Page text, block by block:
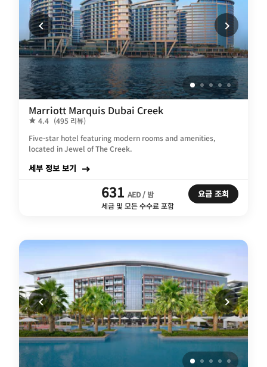
Marriott Marquis Dubai Creek
4.4 (495 리뷰)
Five-star hotel featuring modern rooms and amenities,
located in Jewel of The Creek.
세부 정보 보기
631 AED / 밤
세금 및 모든 수수료 포함
요금 조회